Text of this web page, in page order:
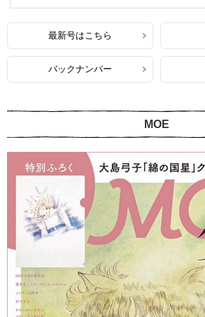
最新号はこちら
バックナンバー
MOE